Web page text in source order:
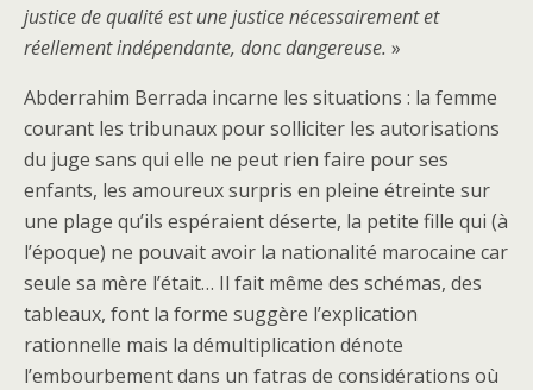
justice de qualité est une justice nécessairement et
réellement indépendante, donc dangereuse. »
Abderrahim Berrada incarne les situations : la femme
courant les tribunaux pour solliciter les autorisations
du juge sans qui elle ne peut rien faire pour ses
enfants, les amoureux surpris en pleine étreinte sur
une plage qu’ils espéraient déserte, la petite fille qui (à
l’époque) ne pouvait avoir la nationalité marocaine car
seule sa mère l’était… Il fait même des schémas, des
tableaux, font la forme suggère l’explication
rationnelle mais la démultiplication dénote
l’embourbement dans un fatras de considérations où